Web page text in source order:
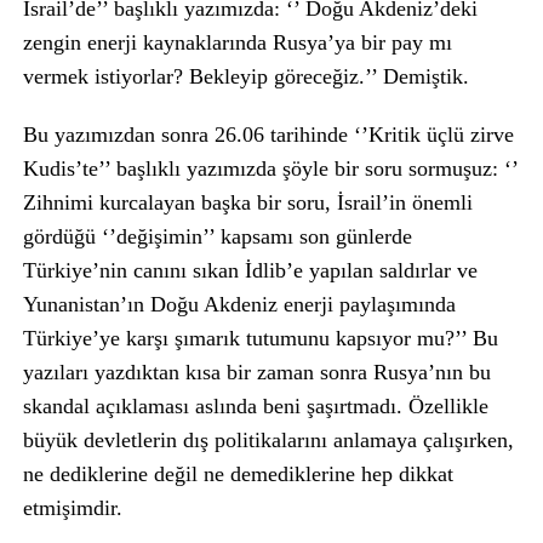
İsrail’de’’ başlıklı yazımızda: ‘’ Doğu Akdeniz’deki
zengin enerji kaynaklarında Rusya’ya bir pay mı
vermek istiyorlar? Bekleyip göreceğiz.’’ Demiştik.
Bu yazımızdan sonra 26.06 tarihinde ‘’Kritik üçlü zirve
Kudis’te’’ başlıklı yazımızda şöyle bir soru sormuşuz: ‘’
Zihnimi kurcalayan başka bir soru, İsrail’in önemli
gördüğü ‘’değişimin’’ kapsamı son günlerde
Türkiye’nin canını sıkan İdlib’e yapılan saldırlar ve
Yunanistan’ın Doğu Akdeniz enerji paylaşımında
Türkiye’ye karşı şımarık tutumunu kapsıyor mu?’’ Bu
yazıları yazdıktan kısa bir zaman sonra Rusya’nın bu
skandal açıklaması aslında beni şaşırtmadı. Özellikle
büyük devletlerin dış politikalarını anlamaya çalışırken,
ne dediklerine değil ne demediklerine hep dikkat
etmişimdir.